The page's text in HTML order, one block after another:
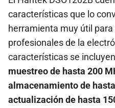
características que lo
herramienta muy útil
profesionales de la
características se
muestreo de hasta 200
almacenamiento de
actualización de hasta